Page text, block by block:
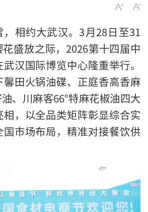
，相约大武汉。3月28日至31
盛放之际，2026第十四届中
汉国际博览中心隆重举行。
田火锅油碟、正庭香高香麻
、川麻客66°特麻花椒油四大
，以全品类矩阵彰显综合实
市场布局，精准对接餐饮供